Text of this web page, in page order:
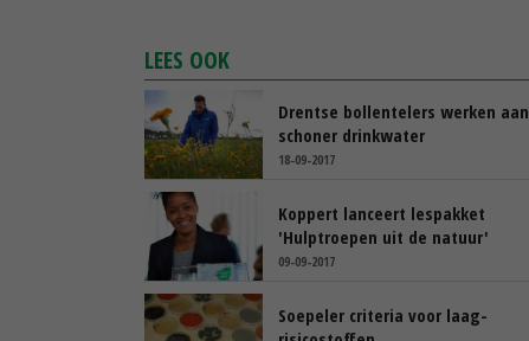
LEES OOK
Drentse bollentelers werken aan
schoner drinkwater
18-09-2017
Koppert lanceert lespakket
'Hulptroepen uit de natuur'
09-09-2017
Soepeler criteria voor laag-